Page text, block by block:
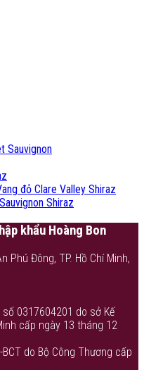
Sauvignon
đỏ Clare Valley Shiraz
Shiraz
khẩu Hoàng Bon
Phú Đông, TP. Hồ Chí Minh,
0317604201 do sở Kế
cấp ngày 13 tháng 12
do Bộ Công Thương cấp